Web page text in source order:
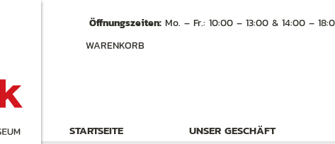
Öffnungszeiten:Mo. – Fr.: 10:00 – 13:00 & 14:00 –
WARENKORB
STARTSEITE UNSER GESCHÄFT